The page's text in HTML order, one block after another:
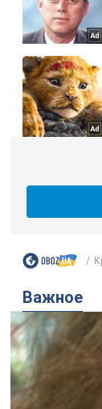
Важное